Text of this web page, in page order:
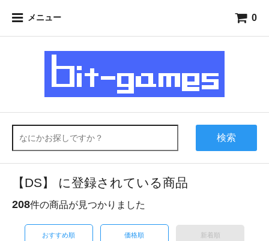
メニュー 0
検索
【DS】 に登録されている商品
208件の商品が見つかりました
おすすめ順 価格順 新着順